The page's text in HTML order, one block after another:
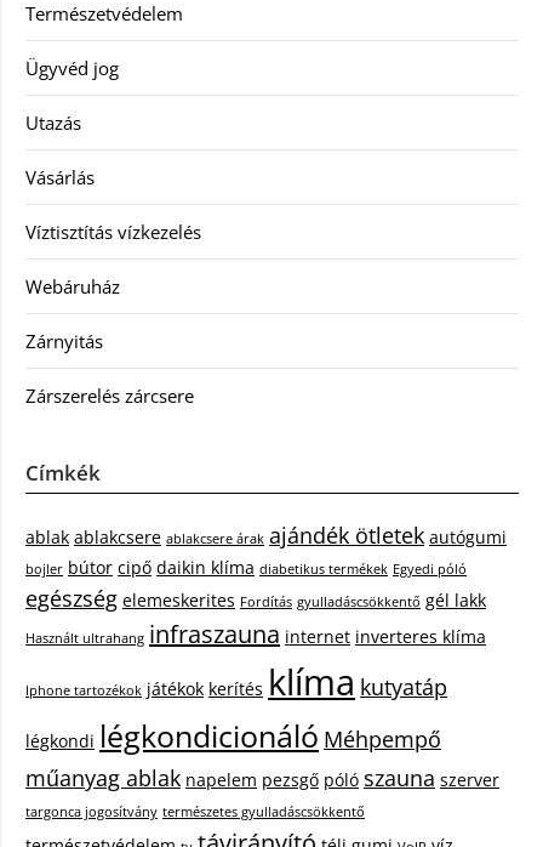
Természetvédelem
Ügyvéd jog
Utazás
Vásárlás
Víztisztítás vízkezelés
Webáruház
Zárnyitás
Zárszerelés zárcsere
Címkék
ablak ablakcsere ablakcsere árak ajándék ötletek autógumi
bojler bútor cipő daikin klíma diabetikus termékek Egyedi póló
egészség elemeskerites Fordítás gyulladáscsökkentő gél lakk
Használt ultrahang infraszauna internet inverteres klíma
Iphone tartozékok játékok kerítés klíma kutyatáp
légkondi légkondicionáló Méhpempő
műanyag ablak napelem pezsgő póló szauna szerver
targonca jogosítvány természetes gyulladáscsökkentő